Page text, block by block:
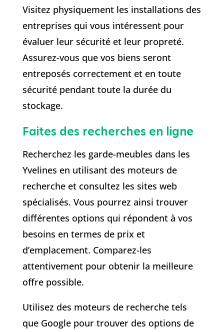
Visitez physiquement les installations des
entreprises qui vous intéressent pour
évaluer leur sécurité et leur propreté.
Assurez-vous que vos biens seront
entreposés correctement et en toute
sécurité pendant toute la durée du
stockage.
Faites des recherches en ligne
Recherchez les garde-meubles dans les
Yvelines en utilisant des moteurs de
recherche et consultez les sites web
spécialisés. Vous pourrez ainsi trouver
différentes options qui répondent à vos
besoins en termes de prix et
d’emplacement. Comparez-les
attentivement pour obtenir la meilleure
offre possible.
Utilisez des moteurs de recherche tels
que Google pour trouver des options de